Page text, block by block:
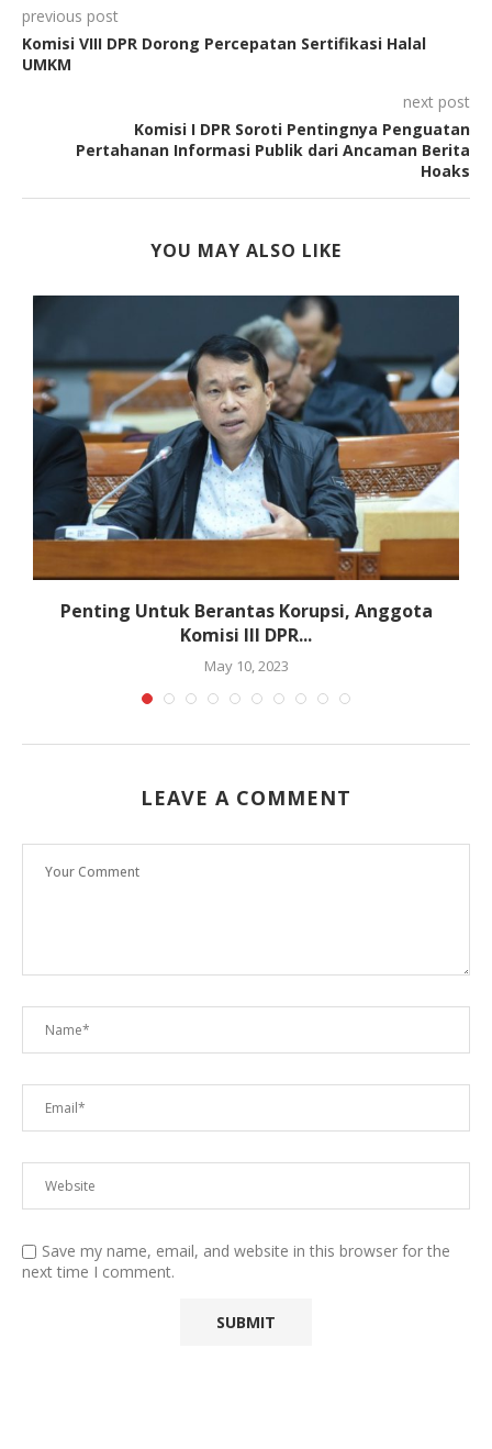
previous post
Komisi VIII DPR Dorong Percepatan Sertifikasi Halal
UMKM
next post
Komisi I DPR Soroti Pentingnya Penguatan
Pertahanan Informasi Publik dari Ancaman Berita
Hoaks
YOU MAY ALSO LIKE
Penting Untuk Berantas Korupsi, Anggota
Komisi III DPR...
May 10, 2023
LEAVE A COMMENT
Save my name, email, and website in this browser for the
next time I comment.